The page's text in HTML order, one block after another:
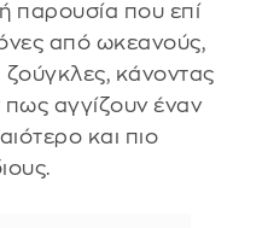
παρουσία που επί
από ωκεανούς,
κάνοντας
αγγίζουν έναν
και πιο